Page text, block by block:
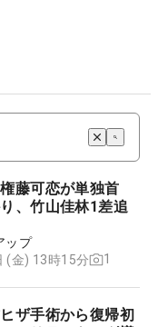
藤可恋が単独首
、竹山佳林1差追
ップ
(金) 13時15分
1
ザ手術から復帰初